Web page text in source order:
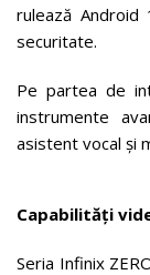
rulează
securitate.
Pe partea de
instrumente
asistent vocal și
Capabilități
Seria Infinix